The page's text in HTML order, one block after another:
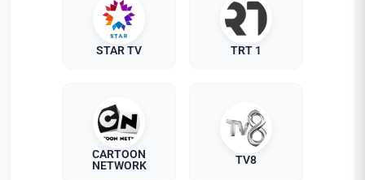
STAR TV TRT 1
CARTOON
NETWORK
TV8